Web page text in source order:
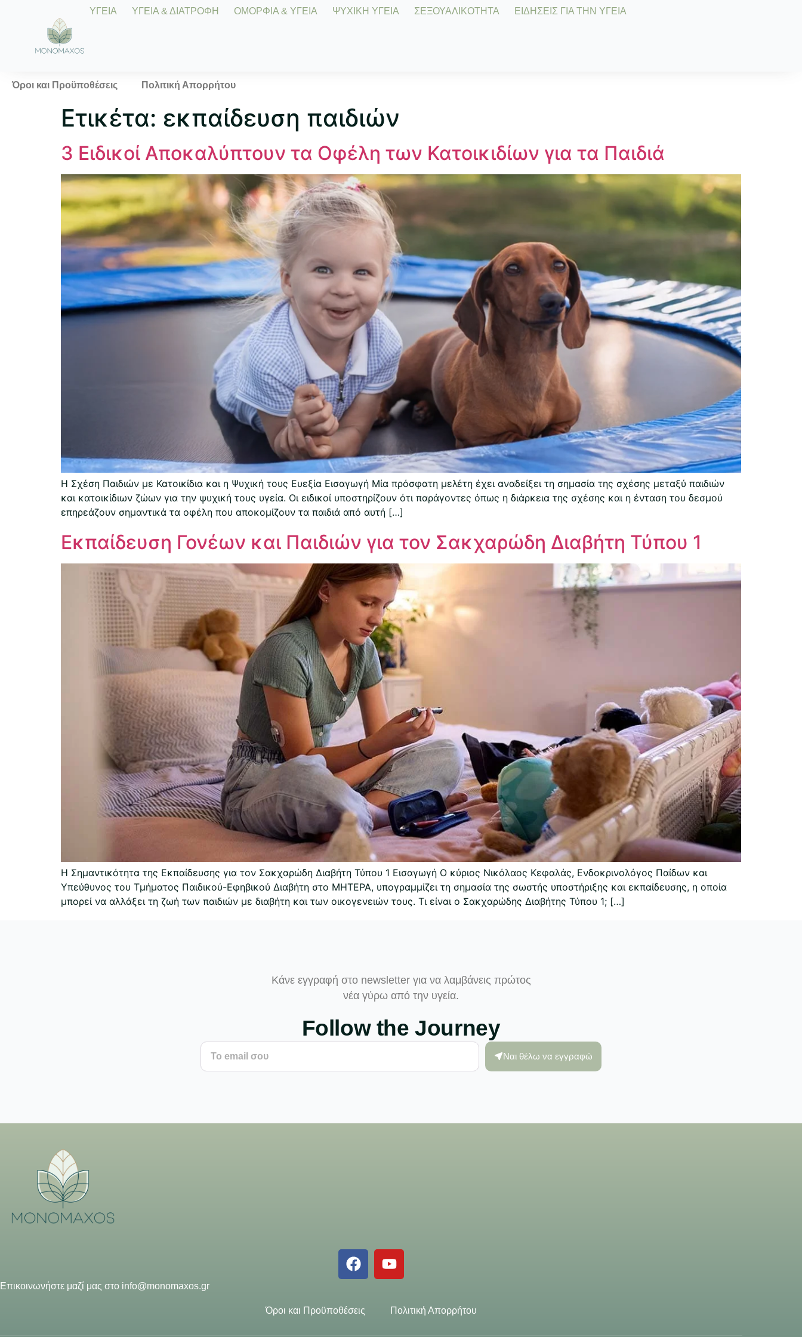
ΥΓΕΙΑ ΥΓΕΙΑ & ΔΙΑΤΡΟΦΗ ΟΜΟΡΦΙΑ & ΥΓΕΙΑ ΨΥΧΙΚΗ ΥΓΕΙΑ ΣΕΞΟΥΑΛΙΚΟΤΗΤΑ ΕΙΔΗΣΕΙΣ ΓΙΑ ΤΗΝ ΥΓΕΙΑ
Όροι και Προϋποθέσεις Πολιτική Απορρήτου
Ετικέτα: εκπαίδευση παιδιών
3 Ειδικοί Αποκαλύπτουν τα Οφέλη των Κατοικιδίων για τα Παιδιά
Η Σχέση Παιδιών με Κατοικίδια και η Ψυχική τους Ευεξία Εισαγωγή Μία πρόσφατη μελέτη έχει αναδείξει τη σημασία της σχέσης μεταξύ παιδιών
και κατοικίδιων ζώων για την ψυχική τους υγεία. Οι ειδικοί υποστηρίζουν ότι παράγοντες όπως η διάρκεια της σχέσης και η ένταση του δεσμού
επηρεάζουν σημαντικά τα οφέλη που αποκομίζουν τα παιδιά από αυτή […]
Εκπαίδευση Γονέων και Παιδιών για τον Σακχαρώδη Διαβήτη Τύπου 1
Η Σημαντικότητα της Εκπαίδευσης για τον Σακχαρώδη Διαβήτη Τύπου 1 Εισαγωγή Ο κύριος Νικόλαος Κεφαλάς, Ενδοκρινολόγος Παίδων και
Υπεύθυνος του Τμήματος Παιδικού-Εφηβικού Διαβήτη στο ΜΗΤΕΡΑ, υπογραμμίζει τη σημασία της σωστής υποστήριξης και εκπαίδευσης, η οποία
μπορεί να αλλάξει τη ζωή των παιδιών με διαβήτη και των οικογενειών τους. Τι είναι ο Σακχαρώδης Διαβήτης Τύπου 1; […]
Κάνε εγγραφή στο newsletter για να λαμβάνεις πρώτος
νέα γύρω από την υγεία.
Follow the Journey
Ναι θέλω να εγγραφώ
Επικοινωνήστε μαζί μας στο info@monomaxos.gr
Όροι και Προϋποθέσεις Πολιτική Απορρήτου